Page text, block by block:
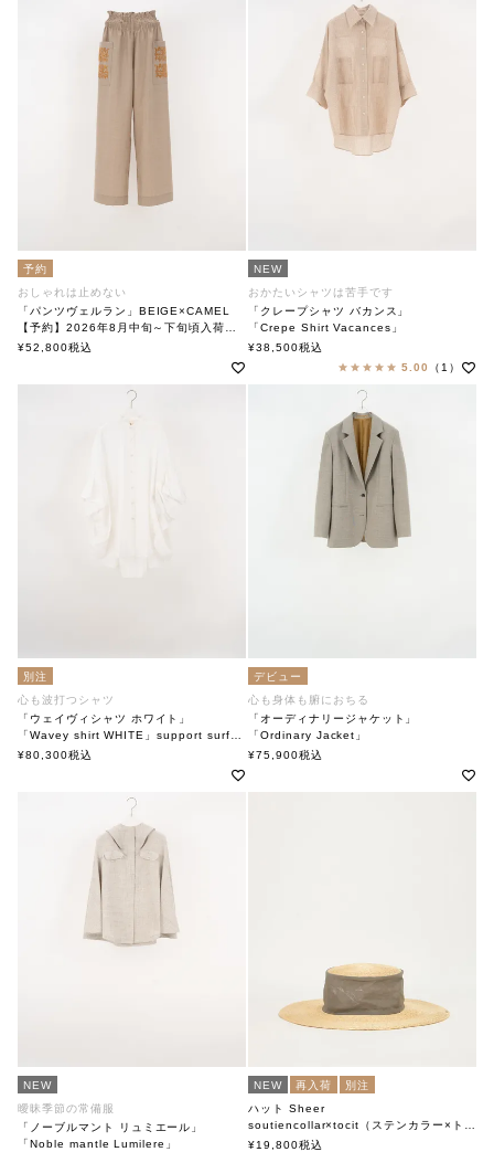
予約
おしゃれは止めない
「パンツヴェルラン」BEIGE×CAMEL
【予約】2026年8月中旬～下旬頃入荷予定
「Pants Verlan」BEIGE×CAMEL
¥52,800税込
NEW
おかたいシャツは苦手です
「クレープシャツ バカンス」
「Crepe Shirt Vacances」
soutiencollar（ステンカラー）
¥38,500税込
5.00
（1）
別注
心も波打つシャツ
「ウェイヴィシャツ ホワイト」
「Wavey shirt WHITE」support surface
サポートサーフェス
¥80,300税込
デビュー
心も身体も腑におちる
「オーディナリージャケット」
「Ordinary Jacket」
soutiencollar(ステンカラー)
¥75,900税込
NEW
曖昧季節の常備服
「ノーブルマント リュミエール」
「Noble mantle Lumilere」
NEW 再入荷
別注
ハット Sheer
soutiencollar×tocit（ステンカラー×トチエット）
¥19,800税込